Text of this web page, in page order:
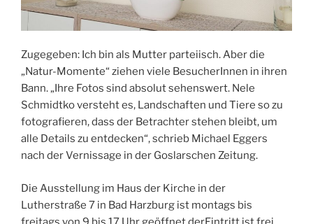
Zugegeben: Ich bin als Mutter parteiisch. Aber die
„Natur-Momente“ ziehen viele BesucherInnen in ihren
Bann. „Ihre Fotos sind absolut sehenswert. Nele
Schmidtko versteht es, Landschaften und Tiere so zu
fotografieren, dass der Betrachter stehen bleibt, um
alle Details zu entdecken“, schrieb Michael Eggers
nach der Vernissage in der Goslarschen Zeitung.
Die Ausstellung im Haus der Kirche in der
Lutherstraße 7 in Bad Harzburg ist montags bis